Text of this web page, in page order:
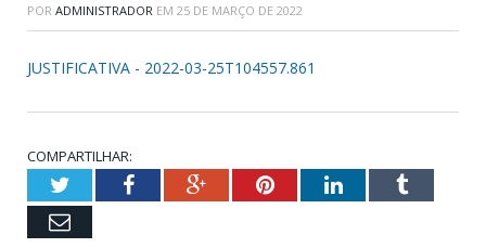
POR ADMINISTRADOR EM 25 DE MARÇO DE 2022
JUSTIFICATIVA - 2022-03-25T104557.861
COMPARTILHAR:
TwitterFacebookGoogle+PinterestLinkedInTumblr
Email